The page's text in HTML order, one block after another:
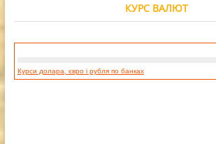
КУРС ВАЛЮТ
Курси долара, євро і рубля по банках